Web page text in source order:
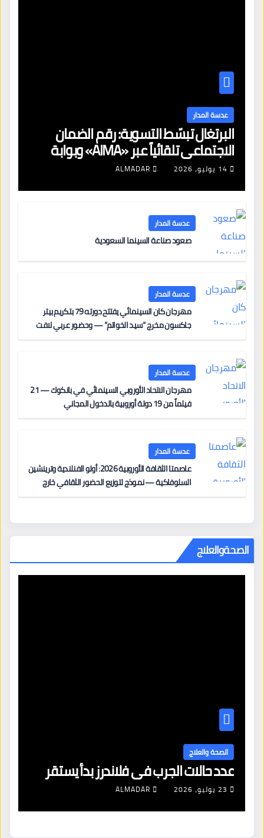
عدسة المدار
البرتغال تبسّط التسوية: رقم الضمان
الاجتماعي تلقائياً عبر «AIMA» وبوابة
جديدة لتجديد الإقامات
14 يوليو، 2026 ALMADAR
عدسة المدار
صعود صناعة السينما السعودية
عدسة المدار
مهرجان كان السينمائي يفتتح دورته 79 بتكريم بيتر
جاكسون مخرج “سيد الخواتم” — وحضور عربي لافت
عدسة المدار
مهرجان الاتحاد الأوروبي السينمائي في بانكوك — 21
فيلماً من 19 دولة أوروبية بالدخول المجاني
عدسة المدار
عاصمتا الثقافة الأوروبية 2026: أولو الفنلندية وترينشين
السلوفاكية — نموذج لتوزيع الحضور الثقافي خارج
الصحةوالعلاج
الصحة والعلاج
مساعدة الأطباء والنساء على التعامل
مع أدوية إنقاص الوزن
4 أغسطس، 2026 ALMADAR